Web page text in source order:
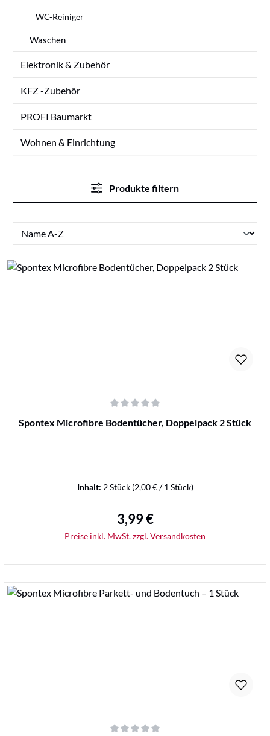
WC-Reiniger
Waschen
Elektronik & Zubehör
KFZ -Zubehör
PROFI Baumarkt
Wohnen & Einrichtung
Produkte filtern
Durchschnittliche Bewertung von 0 von 5 Sternen
Spontex Microfibre Bodentücher, Doppelpack 2 Stück
Inhalt: 2 Stück (2,00 € / 1 Stück)
Regulärer Preis:
3,99 €
Preise inkl. MwSt. zzgl. Versandkosten